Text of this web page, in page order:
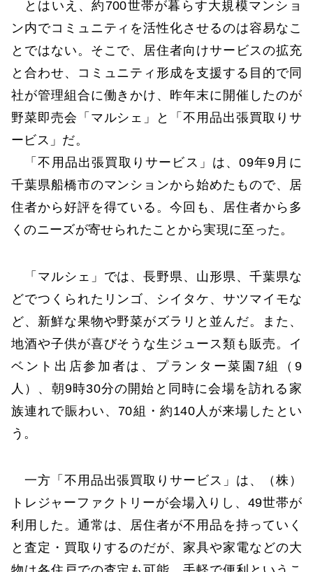
とはいえ、約700世帯が暮らす大規模マンショ
ン内でコミュニティを活性化させるのは容易なこ
とではない。そこで、居住者向けサービスの拡充
と合わせ、コミュニティ形成を支援する目的で同
社が管理組合に働きかけ、昨年末に開催したのが
野菜即売会「マルシェ」と「不用品出張買取りサ
ービス」だ。
「不用品出張買取りサービス」は、09年9月に
千葉県船橋市のマンションから始めたもので、居
住者から好評を得ている。今回も、居住者から多
くのニーズが寄せられたことから実現に至った。
「マルシェ」では、長野県、山形県、千葉県な
どでつくられたリンゴ、シイタケ、サツマイモな
ど、新鮮な果物や野菜がズラリと並んだ。また、
地酒や子供が喜びそうな生ジュース類も販売。イ
ベント出店参加者は、プランター菜園7組（9
人）、朝9時30分の開始と同時に会場を訪れる家
族連れで賑わい、70組・約140人が来場したとい
う。
一方「不用品出張買取りサービス」は、（株）
トレジャーファクトリーが会場入りし、49世帯が
利用した。通常は、居住者が不用品を持っていく
と査定・買取りするのだが、家具や家電などの大